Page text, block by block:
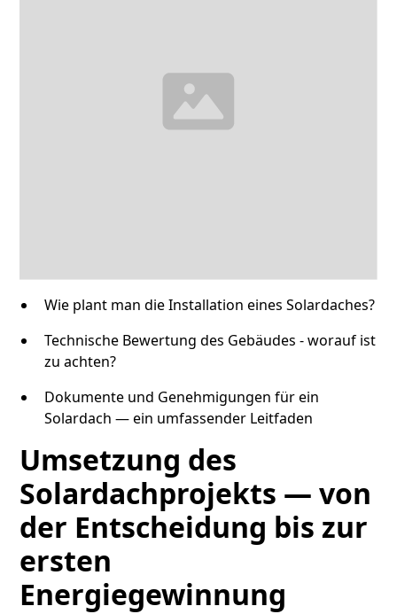
Wie plant man die Installation eines Solardaches?
Technische Bewertung des Gebäudes - worauf ist
zu achten?
Dokumente und Genehmigungen für ein
Solardach — ein umfassender Leitfaden
Umsetzung des
Solardachprojekts — von
der Entscheidung bis zur
ersten
Energiegewinnung